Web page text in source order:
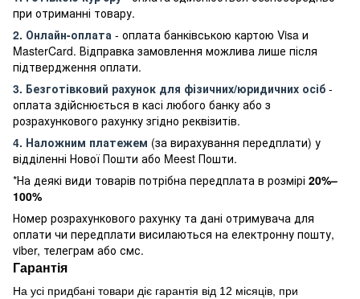
при отриманні товару.
2. Онлайн-оплата - оплата банківською картою Visa и
MasterCard. Відправка замовлення можлива лише після
підтвердження оплати.
3. Безготівковий рахунок для фізичних/юридичних осіб -
оплата здійснюється в касі любого банку або з
розрахункового рахунку згідно реквізитів.
4. Наложним платежем (за вирахування передплати) у
відділенні Нової Пошти або Meest Пошти.
*На деякі види товарів потрібна передплата в розмірі 20%–
100%
Номер розрахункового рахунку та дані отримувача для
оплати чи передплати висилаються на електронну пошту,
viber, телеграм або смс.
Гарантія
На усі придбані товари діє гарантія від 12 місяців, при